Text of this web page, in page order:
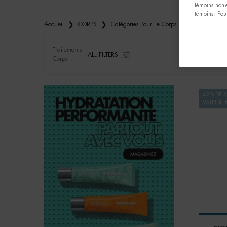
Accueil CORPS Catégories Pour Le Corps
Traitements
Corps
ALL FILTERS
ALL FILTERS MENU
42% DE
VALEUR
témoins
témoins.